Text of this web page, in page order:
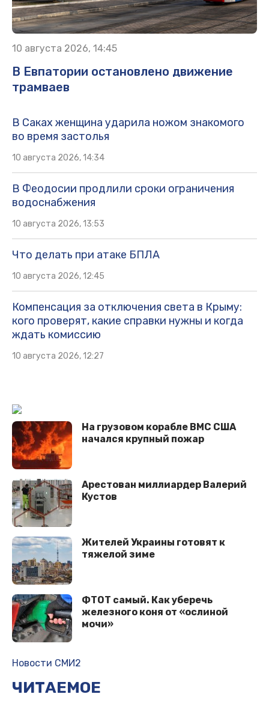
10 августа 2026, 14:45
В Евпатории остановлено движение
трамваев
В Саках женщина ударила ножом знакомого
во время застолья
10 августа 2026, 14:34
В Феодосии продлили сроки ограничения
водоснабжения
10 августа 2026, 13:53
Что делать при атаке БПЛА
10 августа 2026, 12:45
Компенсация за отключения света в Крыму:
кого проверят, какие справки нужны и когда
ждать комиссию
10 августа 2026, 12:27
На грузовом корабле ВМС США
начался крупный пожар
Арестован миллиардер Валерий
Кустов
Жителей Украины готовят к
тяжелой зиме
ФТОТ самый. Как уберечь
железного коня от «ослиной
мочи»
Новости СМИ2
ЧИТАЕМОЕ